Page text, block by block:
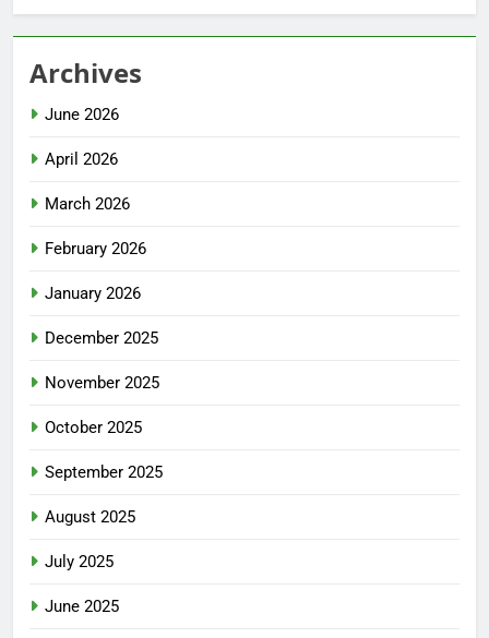
Archives
June 2026
April 2026
March 2026
February 2026
January 2026
December 2025
November 2025
October 2025
September 2025
August 2025
July 2025
June 2025